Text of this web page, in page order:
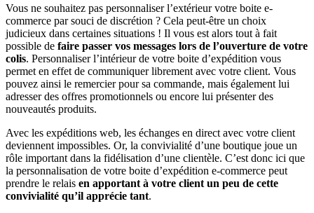
Vous ne souhaitez pas personnaliser l’extérieur votre boite e-
commerce par souci de discrétion ? Cela peut-être un choix
judicieux dans certaines situations ! Il vous est alors tout à fait
possible de faire passer vos messages lors de l’ouverture de votre
colis. Personnaliser l’intérieur de votre boite d’expédition vous
permet en effet de communiquer librement avec votre client. Vous
pouvez ainsi le remercier pour sa commande, mais également lui
adresser des offres promotionnels ou encore lui présenter des
nouveautés produits.
Avec les expéditions web, les échanges en direct avec votre client
deviennent impossibles. Or, la convivialité d’une boutique joue un
rôle important dans la fidélisation d’une clientèle. C’est donc ici que
la personnalisation de votre boite d’expédition e-commerce peut
prendre le relais en apportant à votre client un peu de cette
convivialité qu’il apprécie tant.